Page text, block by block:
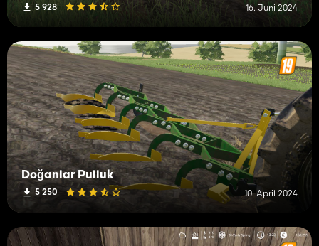
5 928 16. Juni 2024
Doğanlar Pulluk
5 250 10. April 2024